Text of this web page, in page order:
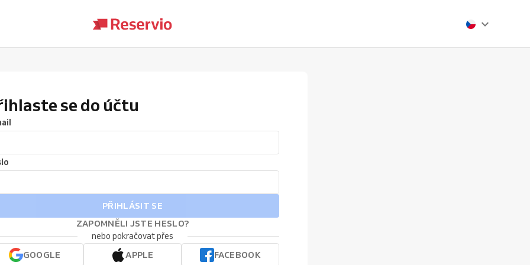
se do účtu
PŘIHLÁSIT SE
ZAPOMNĚLI JSTE HESLO?
nebo pokračovat přes
GOOGLE
APPLE FACEBOOK